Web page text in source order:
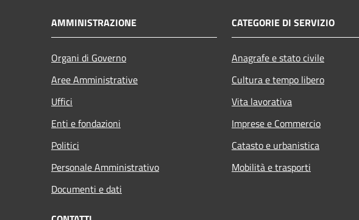
AMMINISTRAZIONE
Organi di Governo
Aree Amministrative
Uffici
Enti e fondazioni
Politici
Personale Amministrativo
Documenti e dati
CATEGORIE DI SERVIZIO
Anagrafe e stato civile
Cultura e tempo libero
Vita lavorativa
Imprese e Commercio
Catasto e urbanistica
Mobilità e trasporti